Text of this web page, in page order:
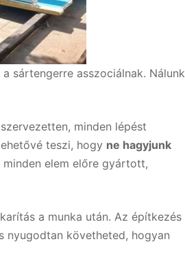
sártengerre asszociálnak. Nálunk
minden lépést
teszi, hogy ne hagyjunk
minden elem előre gyártott,
a munka után. Az építkezés
nyugodtan követheted, hogyan